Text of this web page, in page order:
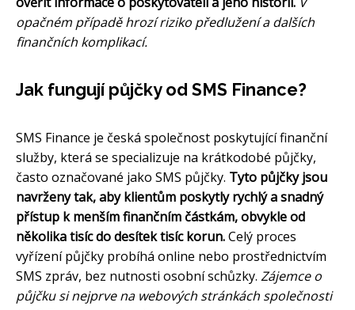
opačném případě hrozí riziko předlužení a dalších
finančních komplikací.
Jak fungují půjčky od SMS Finance?
SMS Finance je česká společnost poskytující finanční
služby, která se specializuje na krátkodobé půjčky,
často označované jako SMS půjčky. Tyto půjčky jsou
navrženy tak, aby klientům poskytly rychlý a snadný
přístup k menším finančním částkám, obvykle od
několika tisíc do desítek tisíc korun.Celý proces
vyřízení půjčky probíhá online nebo prostřednictvím
SMS zpráv, bez nutnosti osobní schůzky. Zájemce o
půjčku si nejprve na webových stránkách společnosti